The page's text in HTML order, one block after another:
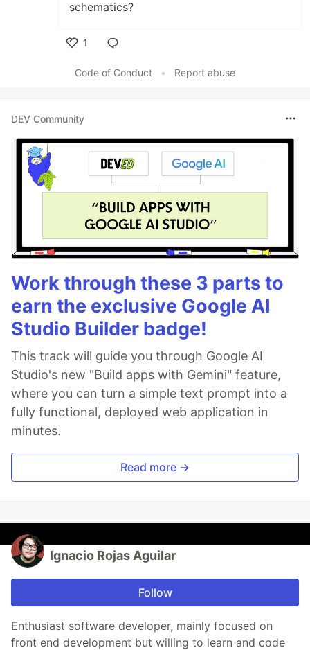
schematics?
1
Code of Conduct
• Report abuse
DEV Community
Work through these 3 parts to
earn the exclusive Google AI
Studio Builder badge!
This track will guide you through Google AI
Studio's new "Build apps with Gemini" feature,
where you can turn a simple text prompt into a
fully functional, deployed web application in
minutes.
Read more →
Ignacio Rojas Aguilar
Follow
Enthusiast software developer, mainly focused on
front end development but willing to learn and code